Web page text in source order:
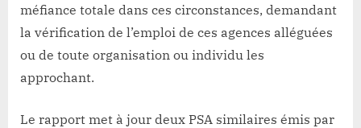
méfiance totale dans ces circonstances, demandant
la vérification de l’emploi de ces agences alléguées
ou de toute organisation ou individu les
approchant.
Le rapport met à jour deux PSA similaires émis par